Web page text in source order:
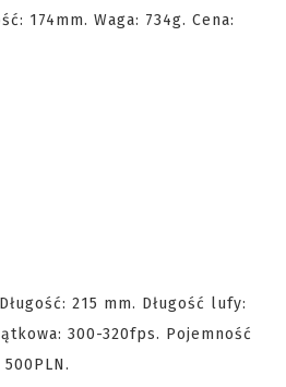
174mm. Waga: 734g. Cena:
215 mm. Długość lufy:
300-320fps. Pojemność